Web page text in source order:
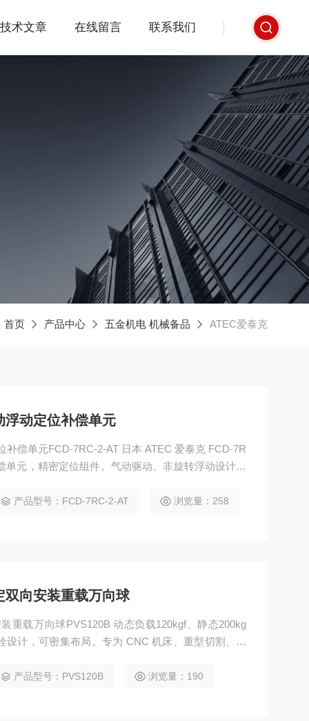
技术文章 在线留言 联系我们
首页 产品中心 五金机电 机械备品 ATEC爱泰克
浮动定位补偿单元
2-AT 日本 ATEC 爱泰克 FCD-7R
单元，精密定位组件。气动驱动、非旋转浮动设计，
检测等自动化产线，结构紧凑、安装便捷、稳定性
产品型号：FCD-7RC-2-AT 浏览量：258
双向安装重载万向球
重载万向球PVS120B 动态负载120kgf、静态200kg
设计，可密集布局。专为 CNC 机床、重型切割、多
产品型号：PVS120B 浏览量：190